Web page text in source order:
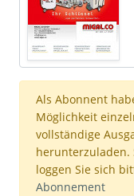
Als Abonnent
Möglichkeit
vollständige
herunterzuladen.
loggen Sie sich
Abonnement